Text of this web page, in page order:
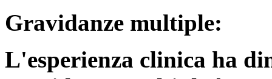
Gravidanze multiple:
L'esperienza clinica ha